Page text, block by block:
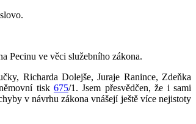
Pecinu ve věci služebního zákona.
Richarda Dolejše, Juraje Ranince, Zdeňka
tisk 675/1. Jsem přesvědčen, že i sami
v návrhu zákona vnášejí ještě více nejistoty